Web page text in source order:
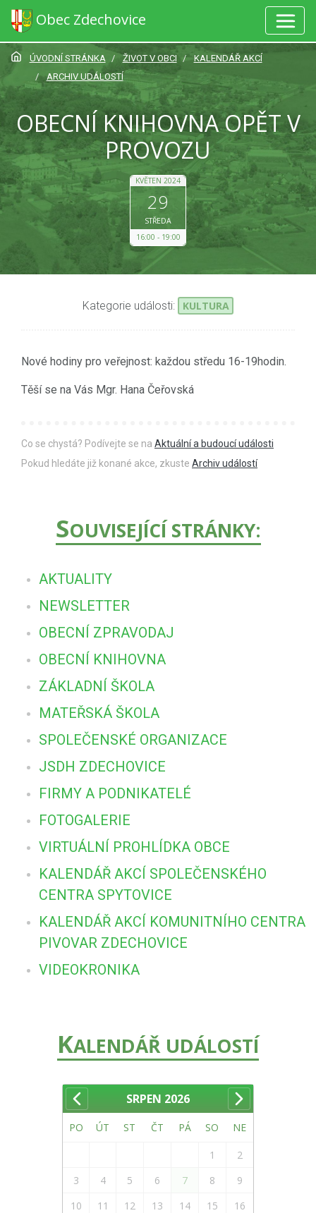
Obec Zdechovice
ÚVODNÍ STRÁNKA ŽIVOT V OBCI
KALENDÁŘ AKCÍ
ARCHIV UDÁLOSTÍ
OBECNÍ KNIHOVNA OPĚT V
PROVOZU
KVĚTEN 2024
29
STŘEDA
16:00
19:00
Kategorie události: KULTURA
Nové hodiny pro veřejnost: každou středu 16-19hodin.
Těší se na Vás Mgr. Hana Čeřovská
Co se chystá? Podívejte se na Aktuální a budoucí události
Pokud hledáte již konané akce, zkuste Archiv událostí
SOUVISEJÍCÍ STRÁNKY:
AKTUALITY
NEWSLETTER
OBECNÍ ZPRAVODAJ
OBECNÍ KNIHOVNA
ZÁKLADNÍ ŠKOLA
MATEŘSKÁ ŠKOLA
SPOLEČENSKÉ ORGANIZACE
JSDH ZDECHOVICE
FIRMY A PODNIKATELÉ
FOTOGALERIE
VIRTUÁLNÍ PROHLÍDKA OBCE
KALENDÁŘ AKCÍ SPOLEČENSKÉHO
CENTRA SPYTOVICE
KALENDÁŘ AKCÍ KOMUNITNÍHO CENTRA
PIVOVAR ZDECHOVICE
VIDEOKRONIKA
KALENDÁŘ UDÁLOSTÍ
SRPEN 2026
PO ÚT ST ČT PÁ SO NE
1
2
3
4 5 6 7 8
9
10
11 12 13 14 15
16